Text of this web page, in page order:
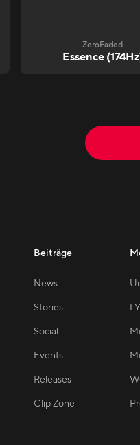
ZeroFaded
Essence
Beiträge
News
Stories
Social
Events
Releases
Clip Zone